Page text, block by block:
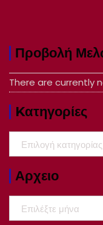
Προβολή
There are currently
Kατηγορίες
Kατηγορίες
Αρχειο
Αρχειο